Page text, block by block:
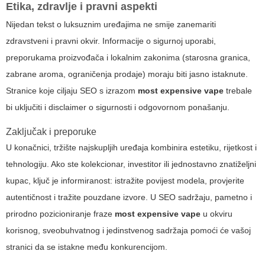
Etika, zdravlje i pravni aspekti
Nijedan tekst o luksuznim uređajima ne smije zanemariti
zdravstveni i pravni okvir. Informacije o sigurnoj uporabi,
preporukama proizvođača i lokalnim zakonima (starosna granica,
zabrane aroma, ograničenja prodaje) moraju biti jasno istaknute.
Stranice koje ciljaju SEO s izrazom most expensive vape trebale
bi uključiti i disclaimer o sigurnosti i odgovornom ponašanju.
Zaključak i preporuke
U konačnici, tržište najskupljih uređaja kombinira estetiku, rijetkost i
tehnologiju. Ako ste kolekcionar, investitor ili jednostavno znatiželjni
kupac, ključ je informiranost: istražite povijest modela, provjerite
autentičnost i tražite pouzdane izvore. U SEO sadržaju, pametno i
prirodno pozicioniranje fraze most expensive vape u okviru
korisnog, sveobuhvatnog i jedinstvenog sadržaja pomoći će vašoj
stranici da se istakne među konkurencijom.